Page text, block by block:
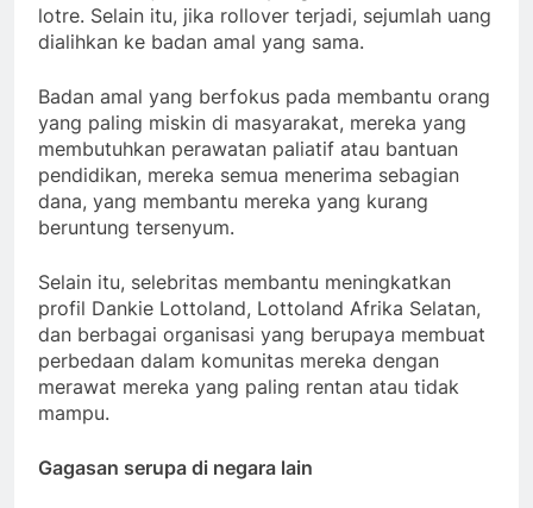
lotre. Selain itu, jika rollover terjadi, sejumlah uang
dialihkan ke badan amal yang sama.
Badan amal yang berfokus pada membantu orang
yang paling miskin di masyarakat, mereka yang
membutuhkan perawatan paliatif atau bantuan
pendidikan, mereka semua menerima sebagian
dana, yang membantu mereka yang kurang
beruntung tersenyum.
Selain itu, selebritas membantu meningkatkan
profil Dankie Lottoland, Lottoland Afrika Selatan,
dan berbagai organisasi yang berupaya membuat
perbedaan dalam komunitas mereka dengan
merawat mereka yang paling rentan atau tidak
mampu.
Gagasan serupa di negara lain